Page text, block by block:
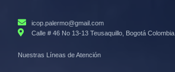
icop.palermo@gmail.com
Calle # 46 No 13-13 Teusaquillo, Bogotá Colombia.
Nuestras Líneas de Atención